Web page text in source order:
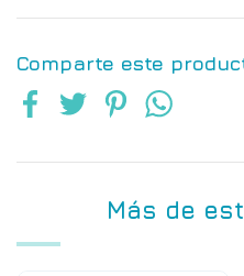
Comparte este
Más de